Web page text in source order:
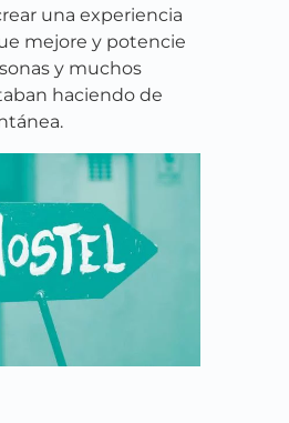
una experiencia
mejore y potencie
y muchos
haciendo de